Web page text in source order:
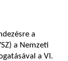
a
a Nemzeti
a VI.